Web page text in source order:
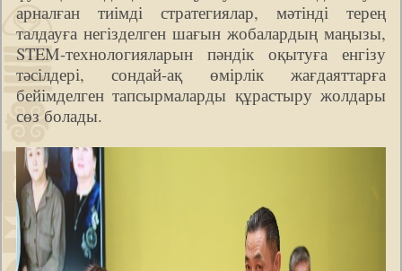
арналған тиімді стратегиялар, мәтінді терең
талдауға негізделген шағын жобалардың маңызы,
STEM-технологияларын пәндік оқытуға енгізу
тәсілдері, сондай-ақ өмірлік жағдаяттарға
бейімделген тапсырмаларды құрастыру жолдары
сөз болады.